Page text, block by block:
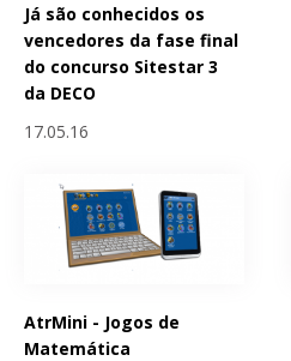
Já são conhecidos os
vencedores da fase final
do concurso Sitestar 3
da DECO
17.05.16
AtrMini - Jogos de
Matemática